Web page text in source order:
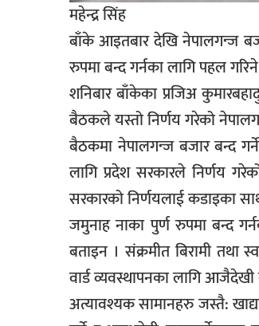
महेन्द्र सिंह
बाँके आइतबार देखि नेपालगन्ज
रुपमा बन्द गर्नका लागि पहल
शनिबार बाँकेका प्रजिअ
बैठकले यस्तो निर्णय गरेको
बैठकमा नेपालगन्ज बजार बन्द
लागि प्रदेश सरकारले निर्णय
सरकारको निर्णयलाई कडाइका
जमुनाह नाका पुर्ण रुपमा बन्द
बताइन । संक्रमीत बिरामी
वार्ड व्यवस्थापनका लागि
अत्यावश्यक सामानहरु जस्तै: